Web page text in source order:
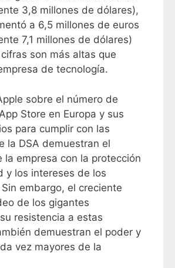
3,8 millones de dólares),
a 6,5 ​​millones de euros
7,1 millones de dólares)
son más altas que
de tecnología.
sobre el número de
Store en Europa y sus
para cumplir con las
la DSA demuestran el
la empresa con la protección
y los intereses de los
embargo, el creciente
de los gigantes
resistencia a estas
demuestran el poder y
vez mayores de la